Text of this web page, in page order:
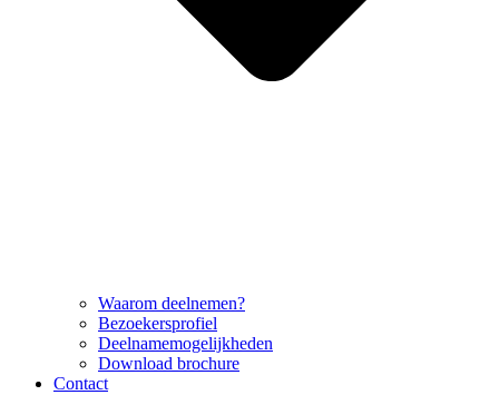
Waarom deelnemen?
Bezoekersprofiel
Deelnamemogelijkheden
Download brochure
Contact